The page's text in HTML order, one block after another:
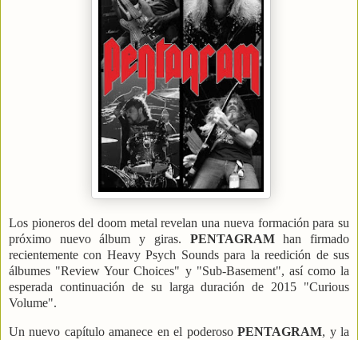
Los pioneros del doom metal revelan una nueva formación para su
próximo nuevo álbum y giras. PENTAGRAMhan firmado
recientemente con Heavy Psych Sounds para la reedición de sus
álbumes "Review Your Choices" y "Sub-Basement", así como la
esperada continuación de su larga duración de 2015 "Curious
Volume".
Un nuevo capítulo amanece en el poderosoPENTAGRAM, y la